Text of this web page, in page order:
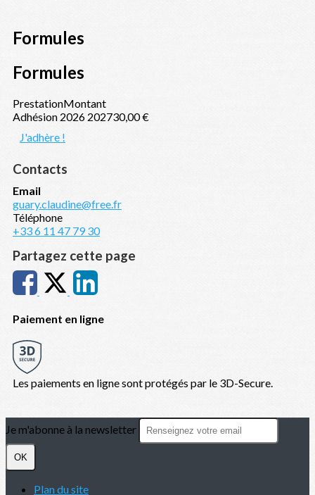
Formules
Formules
PrestationMontant
Adhésion 2026 202730,00 €
J'adhère !
Contacts
Email
guary.claudine@free.fr
Téléphone
+33 6 11 47 79 30
Partagez cette page
Paiement en ligne
Les paiements en ligne sont protégés par le 3D-Secure.
Je m'abonne à la newsletter
OK
Plan du site